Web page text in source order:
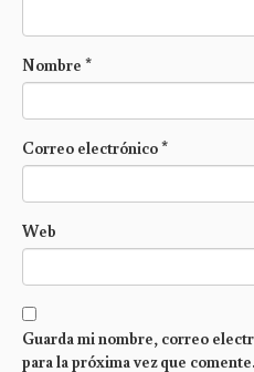
Nombre *
Correo electrónico*
Web
Guarda mi nombre, correo
para la próxima vez que comente.